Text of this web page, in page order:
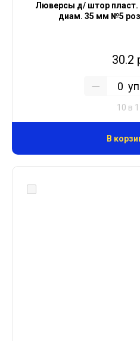
Люверсы д/ штор пласт.
диам. 35 мм №5
30.2
уп
10 в
В